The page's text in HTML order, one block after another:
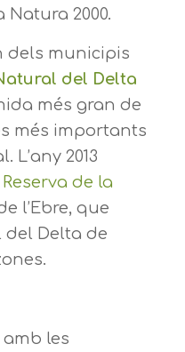
Natura 2000.
dels municipis
del Delta
més gran de
més importants
L’any 2013
Reserva de la
l’Ebre, que
Delta de
les